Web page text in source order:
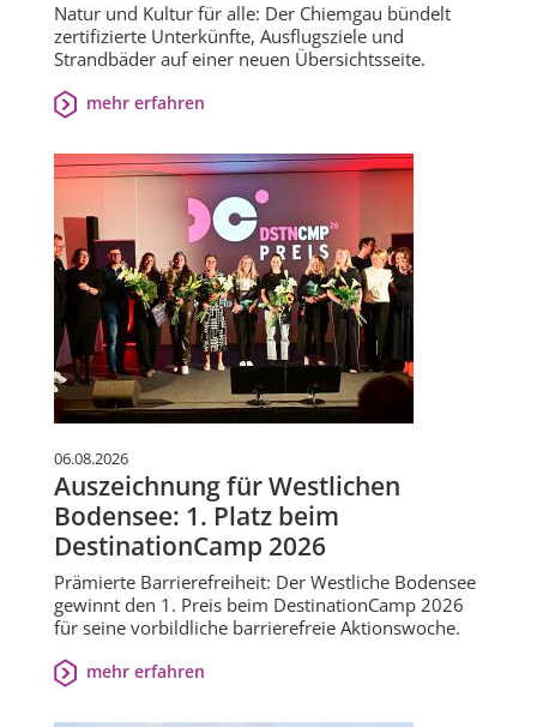
Natur und Kultur für alle: Der Chiemgau bündelt
zertifizierte Unterkünfte, Ausflugsziele und
Strandbäder auf einer neuen Übersichtsseite.
mehr erfahren
06.08.2026
Auszeichnung für Westlichen
Bodensee: 1. Platz beim
DestinationCamp 2026
Prämierte Barrierefreiheit: Der Westliche Bodensee
gewinnt den 1. Preis beim DestinationCamp 2026
für seine vorbildliche barrierefreie Aktionswoche.
mehr erfahren